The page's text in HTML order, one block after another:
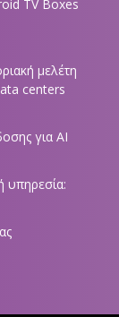
TV Boxes
μελέτη
centers
για AI
υπηρεσία: